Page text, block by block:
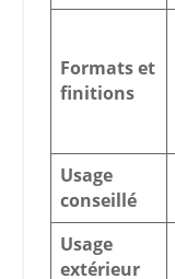
Formats et
finitions
Usage
conseillé
Usage
extérieur